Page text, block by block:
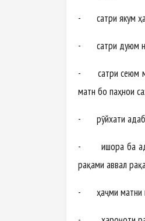
- сатри якум
- сатри дуюм
- сатри сеюм
матн бо паҳнои
- рӯйхати
- ишора ба
рақами аввал
- ҳаҷми матни